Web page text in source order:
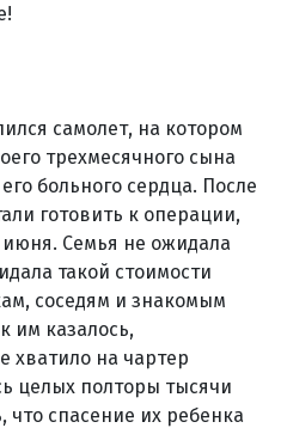
самолет, на котором
трехмесячного сына
больного сердца. После
готовить к операции,
Семья не ожидала
такой стоимости
соседям и знакомым
им казалось,
хватило на чартер
целых полторы тысячи
спасение их ребенка